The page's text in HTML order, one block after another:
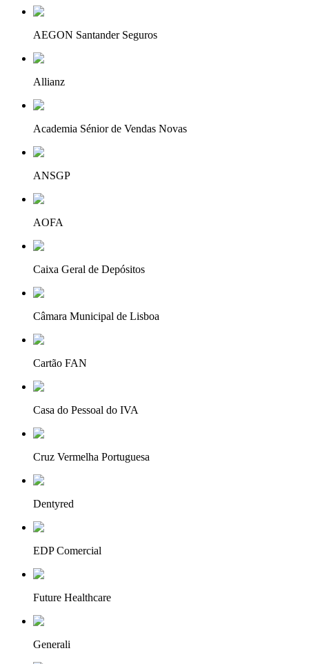
AEGON Santander Seguros
Allianz
Academia Sénior de Vendas Novas
ANSGP
AOFA
Caixa Geral de Depósitos
Câmara Municipal de Lisboa
Cartão FAN
Casa do Pessoal do IVA
Cruz Vermelha Portuguesa
Dentyred
EDP Comercial
Future Healthcare
Generali